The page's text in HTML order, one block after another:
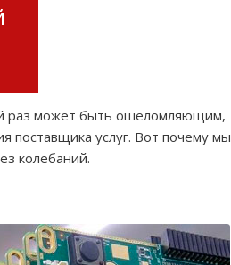
раз может быть ошеломляющим,
поставщика услуг. Вот почему мы
колебаний.